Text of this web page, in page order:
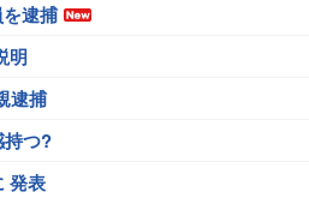
逮捕
明
逮捕
持つ?
発表